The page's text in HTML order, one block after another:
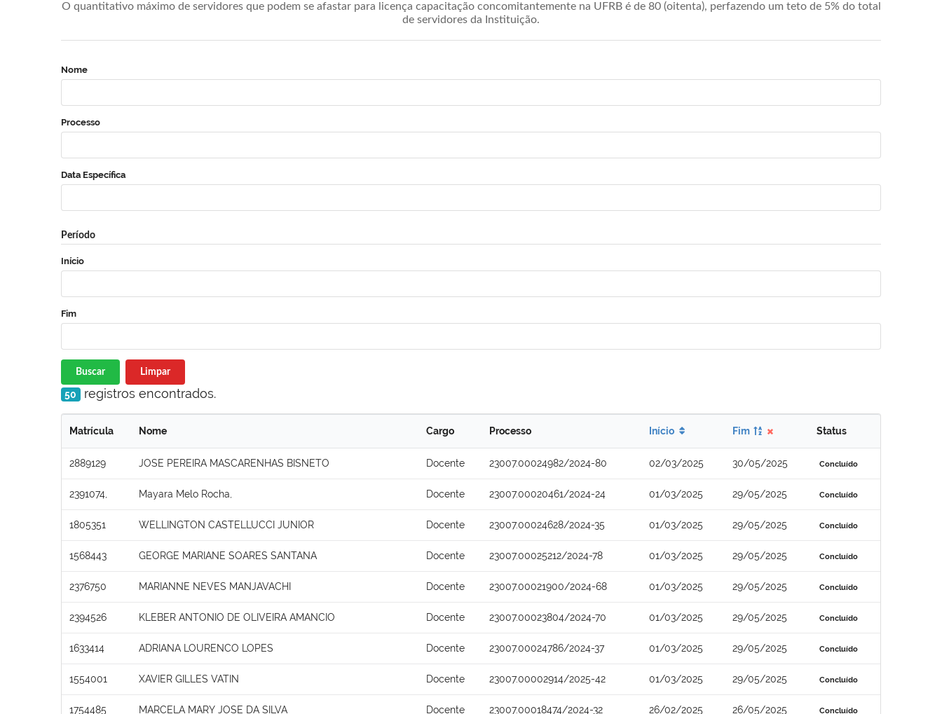
O quantitativo máximo de servidores que podem se afastar para licença capacitação concomitantemente na UFRB é de 80 (oitenta), perfazendo um teto de 5% do total
de servidores da Instituição.
Nome
Processo
Data Específica
Período
Início
Fim
Buscar Limpar
50 registros encontrados.
Matrícula Nome Cargo Processo Início Fim Status
2889129 JOSE PEREIRA MASCARENHAS BISNETO Docente 23007.00024982/2024-80 02/03/2025 30/05/2025 Concluído
2391074, Mayara Melo Rocha, Docente 23007.00020461/2024-24 01/03/2025 29/05/2025 Concluído
1805351 WELLINGTON CASTELLUCCI JUNIOR Docente 23007.00024628/2024-35 01/03/2025 29/05/2025 Concluído
1568443 GEORGE MARIANE SOARES SANTANA Docente 23007.00025212/2024-78 01/03/2025 29/05/2025 Concluído
2376750 MARIANNE NEVES MANJAVACHI Docente 23007.00021900/2024-68 01/03/2025 29/05/2025 Concluído
2394526 KLEBER ANTONIO DE OLIVEIRA AMANCIO Docente 23007.00023804/2024-70 01/03/2025 29/05/2025 Concluído
1633414 ADRIANA LOURENCO LOPES Docente 23007.00024786/2024-37 01/03/2025 29/05/2025 Concluído
1554001 XAVIER GILLES VATIN Docente 23007.00002914/2025-42 01/03/2025 29/05/2025 Concluído
1754485 MARCELA MARY JOSE DA SILVA Docente 23007.00018474/2024-32 26/02/2025 26/05/2025 Concluído